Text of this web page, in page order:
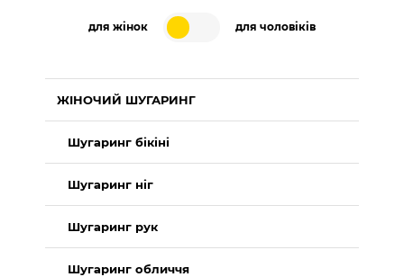
для жінок для чоловіків
ЖІНОЧИЙ ШУГАРИНГ
Шугаринг бікіні
Шугаринг ніг
Шугаринг рук
Шугаринг обличчя